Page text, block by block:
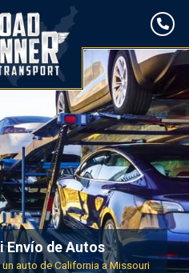
Envío de Autos
auto de California a Missouri